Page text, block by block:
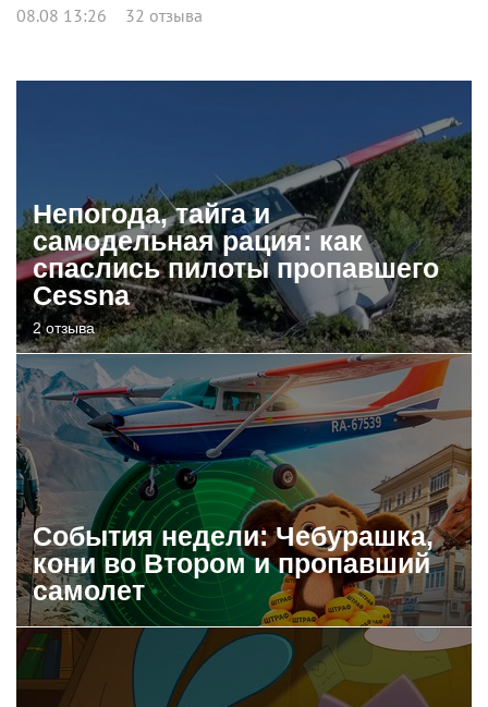
08.08 13:26 32 отзыва
Непогода, тайга и
самодельная рация: как
спаслись пилоты пропавшего
Cessna
2 отзыва
События недели: Чебурашка,
кони во Втором и пропавший
самолет